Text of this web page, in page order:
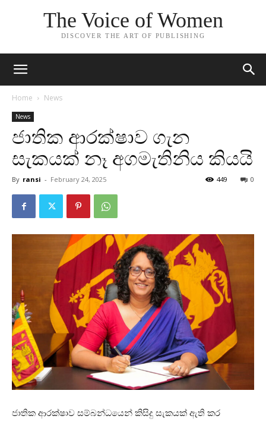
The Voice of Women
DISCOVER THE ART OF PUBLISHING
Home News
News
ජාතික ආරක්ෂාව ගැන
සැකයක් නෑ අගමැතිනිය කියයි
By ransi - February 24, 2025 0
449
ජාතික ආරක්ෂාව සම්බන්ධයෙන් කිසිදු සැකයක් ඇති කර